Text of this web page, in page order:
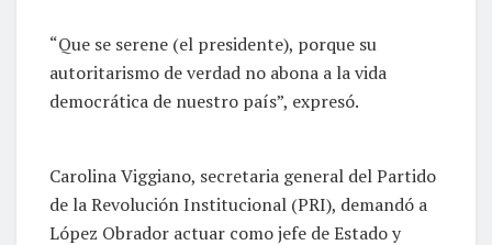
“Que se serene (el presidente), porque su
autoritarismo de verdad no abona a la vida
democrática de nuestro país”, expresó.
Carolina Viggiano, secretaria general del Partido
de la Revolución Institucional (PRI), demandó a
López Obrador actuar como jefe de Estado y